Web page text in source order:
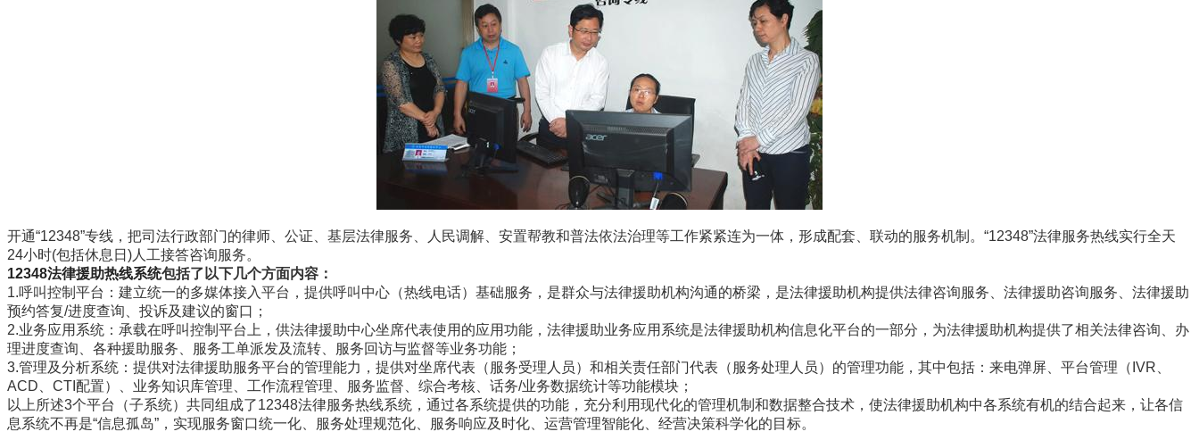
开通“12348”专线，把司 法行政部门的律师、公证、基层法律服务、人民调解、安置帮教和普法依法治理等工作紧紧连为一体 ，形成配套、联动的服务机制。“12348”法律服务热线实行全天
24小时(包括休息日 )人工接答咨询服务。
12348法律援助热线系统包括了以下几个方面内容：
1.呼叫控制平台：建立统一的多媒体接入平台，提供呼叫中心（热线电话）基础服务，是群众与法律援助机构沟通的桥梁，是法律援助机构提供法律咨询服务、法律援助咨询服务、法律援助
预约答复/进度查询、投诉及建议的窗口；
2.业务应用系统：承载在呼叫控制平台上，供法律援助中心坐席代表使用的应用功能，法律援助业务应用系统是法律援助机构信息化平台的一部分，为法律援助机构提供了相关法律咨询、办
理进度查询、各种援助服务、服务工单派发及流转、服务回访与监督等业务功能；
3.管理及分析系统：提供对法律援助服务平台的管理能力，提供对坐席代表（服务受理人员）和相关责任部门代表（服务处理人员）的管理功能，其中包括：来电弹屏、平台管理（IVR、
ACD、CTI配置）、业务知识库管理、工作流程管理、服务监督、综合考核、话务/业务数据统计等功能模块；
以上所述3个平台（子系统）共同组成了12348法律服务热线系统，通过各系统提供的功能，充分利用现代化的管理机制和数据整合技术，使法律援助机构中各系统有机的结合起来，让各信
息系统不再是“信息孤岛”，实现服务窗口统一化、服务处理规范化、服务响应及时化、运营管理智能化、经营决策科学化的目标。